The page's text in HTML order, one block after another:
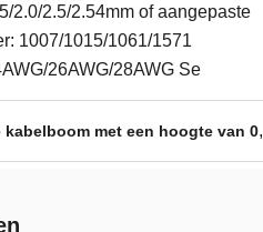
2.0/2.5/2.54mm of aangepaste
1007/1015/1061/1571
26AWG/28AWG Se
kabelboom met een hoogte van 0,